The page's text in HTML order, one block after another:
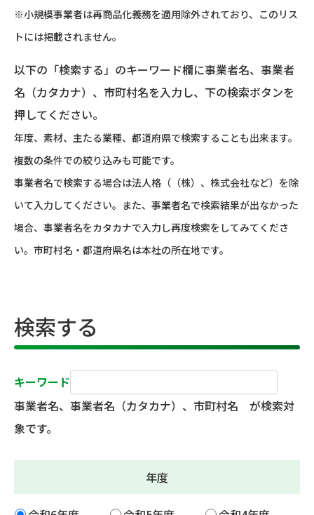
※小規模事業者は再商品化義務を適用除外されており、このリス
トには掲載されません。
以下の「検索する」のキーワード欄に事業者名、事業者
名（カタカナ）、市町村名を入力し、下の検索ボタンを
押してください。
年度、素材、主たる業種、都道府県で検索することも出来ます。
複数の条件での絞り込みも可能です。
事業者名で検索する場合は法人格（（株）、株式会社など）を除
いて入力してください。また、事業者名で検索結果が出なかった
場合、事業者名をカタカナで入力し再度検索をしてみてくださ
い。市町村名・都道府県名は本社の所在地です。
検索する
キーワード
事業者名、事業者名（カタカナ）、市町村名 が検索対
象です。
年度